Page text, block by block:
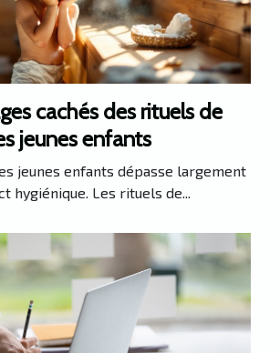
cachés des rituels de
jeunes enfants
jeunes enfants dépasse largement
hygiénique. Les rituels de...